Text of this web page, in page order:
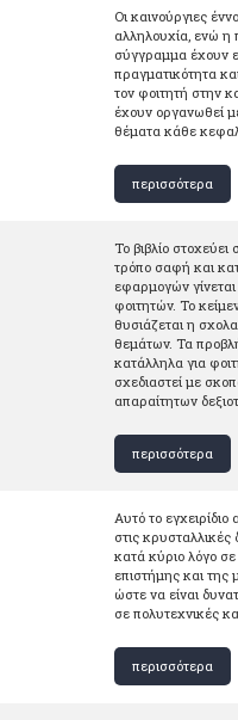
Οι καινούργιες
αλληλουχία, ενώ η
σύγγραμμα έχουν
πραγματικότητα
τον φοιτητή στην
έχουν οργανωθεί
θέματα κάθε
περισσότερα
Το βιβλίο
τρόπο σαφή και
εφαρμογών
φοιτητών. Το
θυσιάζεται η
θεμάτων. Τα
κατάλληλα για
σχεδιαστεί με
απαραίτητων
περισσότερα
Αυτό το
στις κρυσταλλικές
κατά κύριο λόγο
επιστήμης και της
ώστε να είναι
σε πολυτεχνικές
περισσότερα